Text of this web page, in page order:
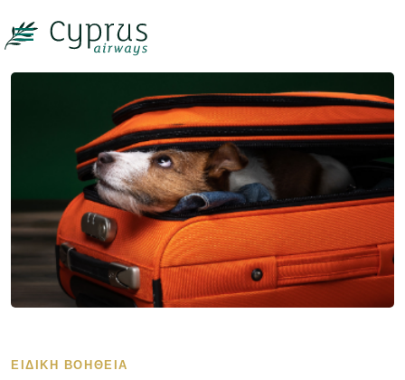

ΕΙΔΙΚΉ ΒΟΉΘΕΙΑ